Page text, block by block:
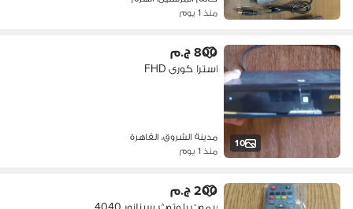
منذ 1 يوم
10
800 ج.م
استرا كورى FHD
مدينة الشروق، القاهرة
منذ 1 يوم
200 ج.م